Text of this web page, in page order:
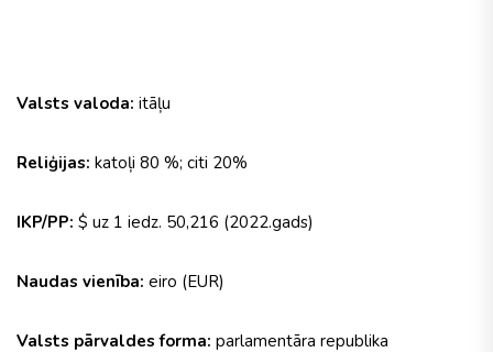
Valsts valoda: itāļu
Reliģijas: katoļi 80 %; citi 20%
IKP/PP: $ uz 1 iedz. 50,216 (2022.gads)
Naudas vienība: eiro (EUR)
Valsts pārvaldes forma: parlamentāra republika